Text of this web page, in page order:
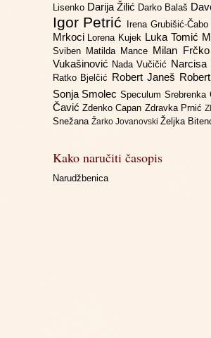
Lisenko Darija Žilić Darko Balaš
Igor Petrić Irena Grubišić-Čabo
Mrkoci Lorena Kujek Luka Tomić
Sviben Matilda Mance Milan Frčko
Vukašinović Nada Vučičić Narcisa
Ratko Bjelčić Robert Janeš
Sonja SmolecSpeculumSrebrenka
Čavić Zdenko Capan Zdravka Prnić
Snežana Žarko Jovanovski Željka
Kako naručiti časopis
Narudžbenica